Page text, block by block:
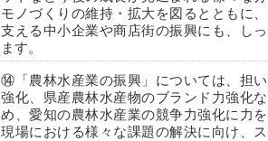
モノづくりの維持・拡大を図るとともに
支える中小企業や商店街の振興にも、し
ます。
⑭「農林水産業の振興」については、担
強化、県産農林水産物のブランド力強化
め、愛知の農林水産業の競争力強化に力
現場における様々な課題の解決に向け、